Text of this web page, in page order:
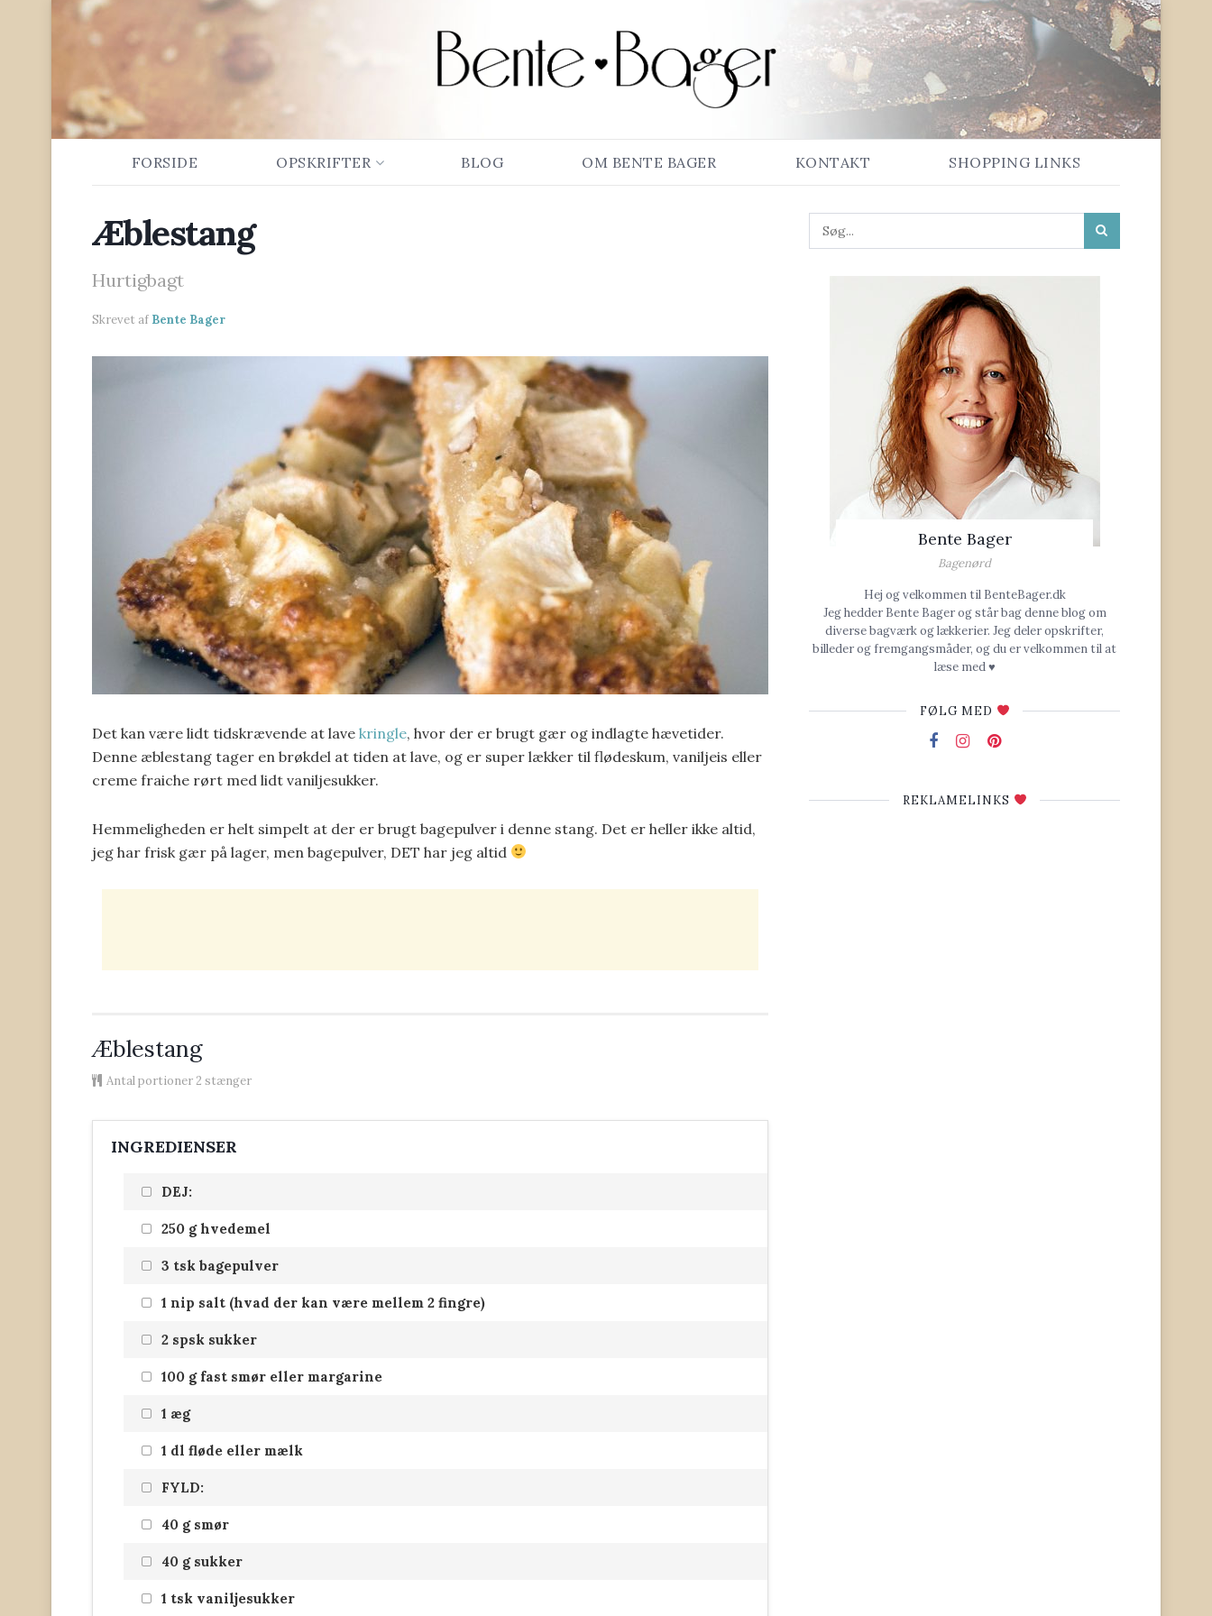
FORSIDE OPSKRIFTER BLOG OM BENTE BAGER KONTAKT SHOPPING LINKS
Æblestang
Hurtigbagt
Skrevet af Bente Bager
Det kan være lidt tidskrævende at lave kringle, hvor der er brugt gær og indlagte hævetider.
Denne æblestang tager en brøkdel at tiden at lave, og er super lækker til flødeskum, vaniljeis eller
creme fraiche rørt med lidt vaniljesukker.
Hemmeligheden er helt simpelt at der er brugt bagepulver i denne stang. Det er heller ikke altid,
jeg har frisk gær på lager, men bagepulver, DET har jeg altid
Æblestang
Antal portioner 2 stænger
INGREDIENSER
DEJ:
250 g hvedemel
3 tsk bagepulver
1 nip salt (hvad der kan være mellem 2 fingre)
2 spsk sukker
100 g fast smør eller margarine
1 æg
1 dl fløde eller mælk
FYLD:
40 g smør
40 g sukker
1 tsk vaniljesukker
Bente Bager
Bagenørd
Hej og velkommen til BenteBager.dk
Jeg hedder Bente Bager og står bag denne blog om
diverse bagværk og lækkerier. Jeg deler opskrifter,
billeder og fremgangsmåder, og du er velkommen til at
læse med ♥
FØLG MED
REKLAMELINKS